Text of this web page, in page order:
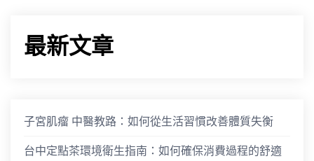
最新文章
子宮肌瘤 中醫教路：如何從生活習慣改善體質失衡
台中定點茶環境衛生指南：如何確保消費過程的舒適